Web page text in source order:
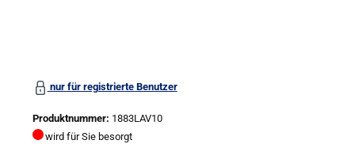
nur für registrierte Benutzer
Produktnummer: 1883LAV10
wird für Sie besorgt